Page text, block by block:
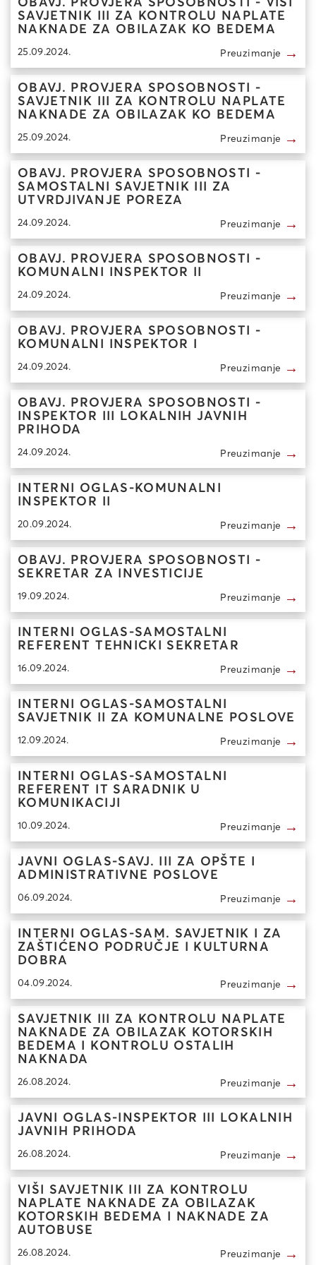
OBAVJ. PROVJERA SPOSOBNOSTI - VISI
SAVJETNIK III ZA KONTROLU NAPLATE
NAKNADE ZA OBILAZAK KO BEDEMA
25.09.2024. Preuzimanje →
OBAVJ. PROVJERA SPOSOBNOSTI -
SAVJETNIK III ZA KONTROLU NAPLATE
NAKNADE ZA OBILAZAK KO BEDEMA
25.09.2024. Preuzimanje →
OBAVJ. PROVJERA SPOSOBNOSTI -
SAMOSTALNI SAVJETNIK III ZA
UTVRDJIVANJE POREZA
24.09.2024. Preuzimanje →
OBAVJ. PROVJERA SPOSOBNOSTI -
KOMUNALNI INSPEKTOR II
24.09.2024. Preuzimanje →
OBAVJ. PROVJERA SPOSOBNOSTI -
KOMUNALNI INSPEKTOR I
24.09.2024. Preuzimanje →
OBAVJ. PROVJERA SPOSOBNOSTI -
INSPEKTOR III LOKALNIH JAVNIH
PRIHODA
24.09.2024. Preuzimanje →
INTERNI OGLAS-KOMUNALNI
INSPEKTOR II
20.09.2024. Preuzimanje →
OBAVJ. PROVJERA SPOSOBNOSTI -
SEKRETAR ZA INVESTICIJE
19.09.2024. Preuzimanje →
INTERNI OGLAS-SAMOSTALNI
REFERENT TEHNICKI SEKRETAR
16.09.2024. Preuzimanje →
INTERNI OGLAS-SAMOSTALNI
SAVJETNIK II ZA KOMUNALNE POSLOVE
12.09.2024. Preuzimanje →
INTERNI OGLAS-SAMOSTALNI
REFERENT IT SARADNIK U
KOMUNIKACIJI
10.09.2024. Preuzimanje →
JAVNI OGLAS-SAVJ. III ZA OPŠTE I
ADMINISTRATIVNE POSLOVE
06.09.2024. Preuzimanje →
INTERNI OGLAS-SAM. SAVJETNIK I ZA
ZAŠTIĆENO PODRUČJE I KULTURNA
DOBRA
04.09.2024. Preuzimanje →
SAVJETNIK III ZA KONTROLU NAPLATE
NAKNADE ZA OBILAZAK KOTORSKIH
BEDEMA I KONTROLU OSTALIH
NAKNADA
26.08.2024. Preuzimanje →
JAVNI OGLAS-INSPEKTOR III LOKALNIH
JAVNIH PRIHODA
26.08.2024. Preuzimanje →
VIŠI SAVJETNIK III ZA KONTROLU
NAPLATE NAKNADE ZA OBILAZAK
KOTORSKIH BEDEMA I NAKNADE ZA
AUTOBUSE
26.08.2024. Preuzimanje →